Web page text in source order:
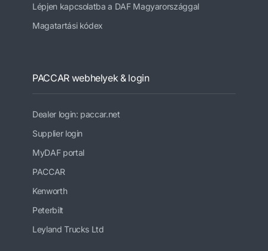
Lépjen kapcsolatba a DAF Magyarországgal
Magatartási kódex
PACCAR webhelyek & login
Dealer login: paccar.net
Supplier login
MyDAF portal
PACCAR
Kenworth
Peterbilt
Leyland Trucks Ltd